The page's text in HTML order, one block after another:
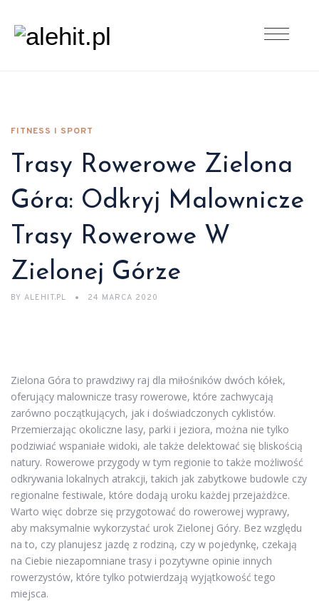
FITNESS I SPORT
Trasy Rowerowe Zielona
Góra: Odkryj Malownicze
Trasy Rowerowe W
Zielonej Górze
BY ALEHIT.PL 24 MARCA 2020
Zielona Góra to prawdziwy raj dla miłośników dwóch kółek,
oferujący malownicze trasy rowerowe, które zachwycają
zarówno początkujących, jak i doświadczonych cyklistów.
Przemierzając okoliczne lasy, parki i jeziora, można nie tylko
podziwiać wspaniałe widoki, ale także delektować się bliskością
natury. Rowerowe przygody w tym regionie to także możliwość
odkrywania lokalnych atrakcji, takich jak zabytkowe budowle czy
regionalne festiwale, które dodają uroku każdej przejażdżce.
Warto więc dobrze się przygotować do rowerowej wyprawy,
aby maksymalnie wykorzystać urok Zielonej Góry. Bez względu
na to, czy planujesz jazdę z rodziną, czy w pojedynkę, czekają
na Ciebie niezapomniane trasy i pozytywne opinie innych
rowerzystów, które tylko potwierdzają wyjątkowość tego
miejsca.